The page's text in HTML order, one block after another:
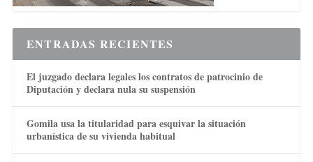
ENTRADAS RECIENTES
El juzgado declara legales los contratos de patrocinio de
Diputación y declara nula su suspensión
Gomila usa la titularidad para esquivar la situación
urbanística de su vivienda habitual